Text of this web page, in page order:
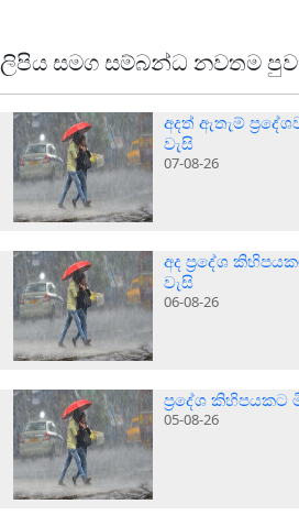
ලිපිය සමග සම්බන්ධ නවතම
අදත් ඇතැම්
වැසි
07-08-26
අද ප්‍රදේශ
වැසි
06-08-26
ප්‍රදේශ කිහිපයකට
05-08-26